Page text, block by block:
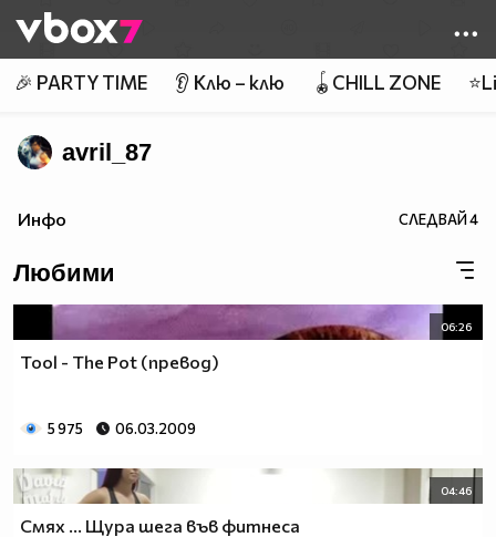
👾
🎉 PARTY TIME 👂 Клю – клю 🪀CHILL ZONE
avril_87
Инфо СЛЕДВАЙ4
Любими
06:26
Tool - The Pot (превод)
5 975 06.03.2009
04:46
Смях ... Щура шега във фитнеса